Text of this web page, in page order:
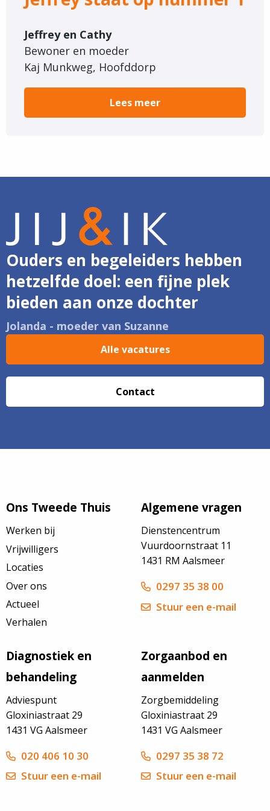
Jeffrey en Cathy
Bewoner en moeder
Kaj Munkweg, Hoofddorp
Lees meer
Ouders en begeleiders hebben
hetzelfde doel: een fijne plek
bieden aan onze dochter
Jolanda - moeder van Suzanne
Alle vacatures
Contact
Ons Tweede Thuis
Werken bij
Vrijwilligers
Locaties
Over ons
Actueel
Verhalen
Algemene vragen
Dienstencentrum
Vuurdoornstraat 11
1431 RM Aalsmeer
0297 35 38 00
Stuur een e-mail
Diagnostiek en
behandeling
Adviespunt
Gloxiniastraat 29
1431 VG Aalsmeer
020 406 10 30
Stuur een e-mail
Zorgaanbod en
aanmelden
Zorgbemiddeling
Gloxiniastraat 29
1431 VG Aalsmeer
0297 35 38 72
Stuur een e-mail